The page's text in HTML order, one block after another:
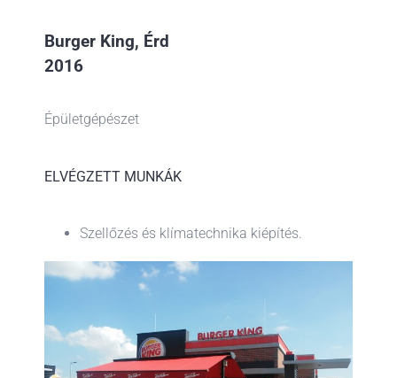
Burger King, Érd
2016
Épületgépészet
ELVÉGZETT MUNKÁK
Szellőzés és klímatechnika kiépítés.